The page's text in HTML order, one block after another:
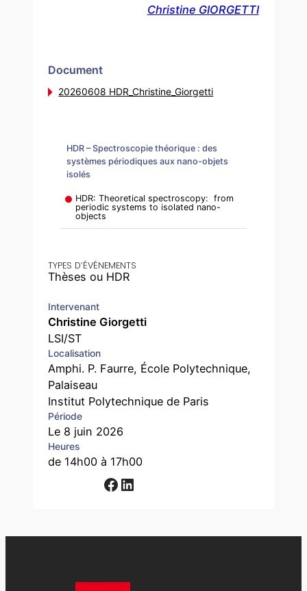
HDR – Spectroscopie théorique : des
systèmes périodiques aux nano-objets
isolés
HDR: Theoretical spectroscopy: from
periodic systems to isolated nano-
objects
TYPES D’ÉVÉNEMENTS
Thèses ou HDR
Intervenant
Christine Giorgetti
LSI/ST
Localisation
Amphi. P. Faurre, École Polytechnique,
Palaiseau
Institut Polytechnique de Paris
Période
Le 8 juin 2026
Heures
de 14h00 à 17h00
Facebook LinkedIn
Christine GIORGETTI
Document
20260608 HDR_Christine_Giorgetti